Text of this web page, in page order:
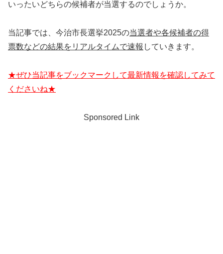
いったいどちらの候補者が当選するのでしょうか。
当記事では、今治市長選挙2025の当選者や各候補者の得
票数などの結果をリアルタイムで速報 していきます。
★ぜひ当記事をブックマークして最新情報を確認してみて
くださいね★
Sponsored Link